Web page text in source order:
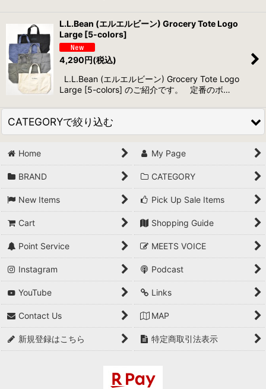
L.L.Bean (エルエルビーン) Grocery Tote Logo
Large [5-colors]
4,290円(税込)
L.L.Bean (エルエルビーン) Grocery Tote Logo
Large [5-colors] のご紹介です。 定番のボ…
CATEGORYで絞り込む
JACKET
OUTDOOR JACKET&VEST
VEST
SHIRTS
CUT & SEWN
SWEAT
Home My Page
BRAND CATEGORY
New Items Pick Up Sale Items
Cart Shopping Guide
Point Service MEETS VOICE
Instagram Podcast
YouTube Links
Contact Us MAP
新規登録はこちら 特定商取引法表示